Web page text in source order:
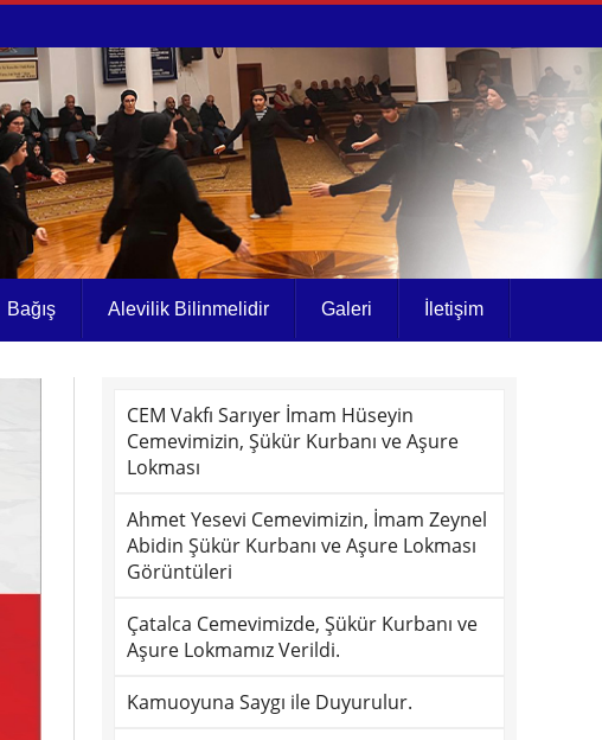
Bağış Alevilik Bilinmelidir Galeri İletişim
CEM Vakfı Sarıyer İmam Hüseyin
Cemevimizin, Şükür Kurbanı ve Aşure
Lokması
Ahmet Yesevi Cemevimizin, İmam Zeynel
Abidin Şükür Kurbanı ve Aşure Lokması
Görüntüleri
Çatalca Cemevimizde, Şükür Kurbanı ve
Aşure Lokmamız Verildi.
Kamuoyuna Saygı ile Duyurulur.